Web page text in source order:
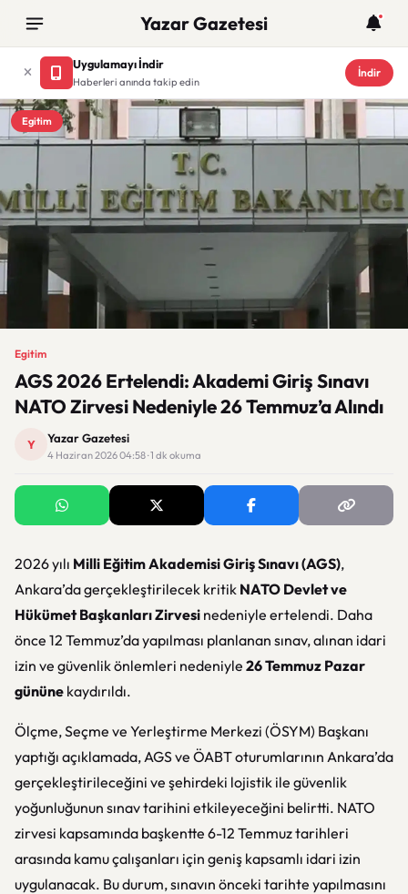
Yazar Gazetesi
Uygulamayı İndir
Haberleri anında takip edin
İndir
Egitim
Egitim
AGS 2026 Ertelendi: Akademi Giriş Sınavı
NATO Zirvesi Nedeniyle 26 Temmuz’a Alındı
Y Yazar Gazetesi
4 Haziran 2026 04:58 · 1 dk okuma
2026 yılı Milli Eğitim Akademisi Giriş Sınavı (AGS),
Ankara’da gerçekleştirilecek kritik NATO Devlet ve
Hükümet Başkanları Zirvesi nedeniyle ertelendi. Daha
önce 12 Temmuz’da yapılması planlanan sınav, alınan idari
izin ve güvenlik önlemleri nedeniyle 26 Temmuz Pazar
gününe kaydırıldı.
Ölçme, Seçme ve Yerleştirme Merkezi (ÖSYM) Başkanı
yaptığı açıklamada, AGS ve ÖABT oturumlarının Ankara’da
gerçekleştirileceğini ve şehirdeki lojistik ile güvenlik
yoğunluğunun sınav tarihini etkileyeceğini belirtti. NATO
zirvesi kapsamında başkentte 6-12 Temmuz tarihleri
arasında kamu çalışanları için geniş kapsamlı idari izin
uygulanacak. Bu durum, sınavın önceki tarihte yapılmasını